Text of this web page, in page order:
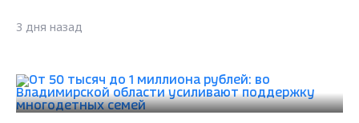
3 дня назад